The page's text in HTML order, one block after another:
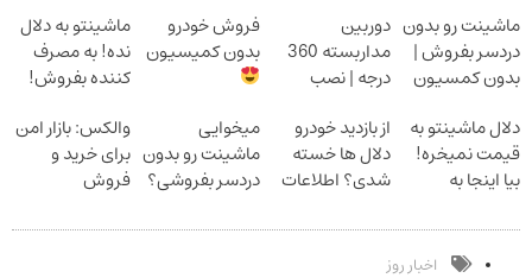
ماشینت رو بدون
دردسر بفروش |
بدون کمسیون
دوربین
مداربسته 360
درجه | نصب
فروش خودرو
بدون کمیسیون
ماشینتو به دلال
نده! به مصرف
کننده بفروش!
یک تماس
دلال ماشینتو به
قیمت نمیخره!
بیا اینجا به
بفروش*فقط
خریدار واقعی*
از بازدید خودرو
دلال ها خسته
شدی؟ اطلاعات
ثبت کن
میخوایی
ماشینت رو بدون
دردسر بفروشی؟
والکس: بازار امن
برای خرید و
فروش
دیجیتال
اخبار روز